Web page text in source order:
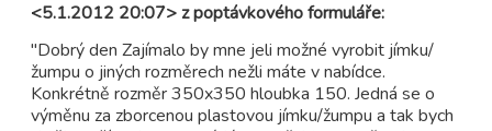
<5.1.2012 20:07> z poptávkového formuláře:
"Dobrý den Zajímalo by mne jeli možné vyrobit jímku/
žumpu o jiných rozměrech nežli máte v nabídce.
Konkrétně rozměr 350x350 hloubka 150. Jedná se o
výměnu za zborcenou plastovou jímku/žumpu a tak bych